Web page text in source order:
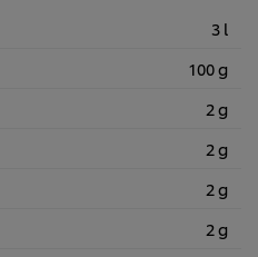
3 l
100 g
2 g
2 g
2 g
2 g